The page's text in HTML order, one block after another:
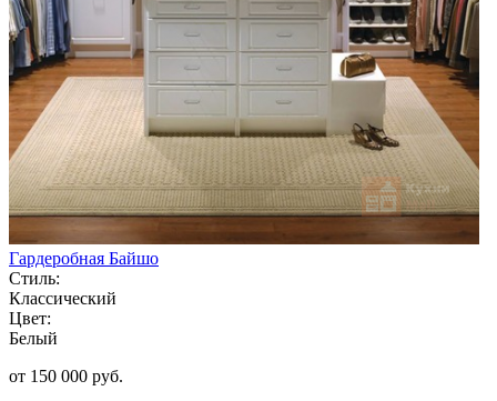
Гардеробная Байшо
Стиль:
Классический
Цвет:
Белый
от 150 000 руб.